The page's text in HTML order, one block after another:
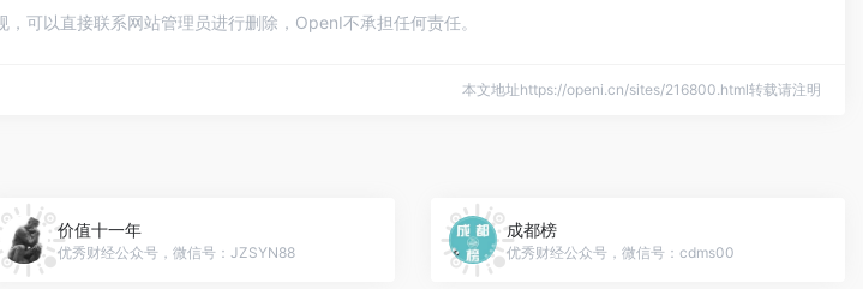
可以直接联系网站管理员进行删除，OpenI不承担任何责任。
本文地址https://openi.cn/sites/216800.html转载请注明
价值十一年
优秀财经公众号，微信号：JZSYN88
成都榜
优秀财经公众号，微信号：cdms00